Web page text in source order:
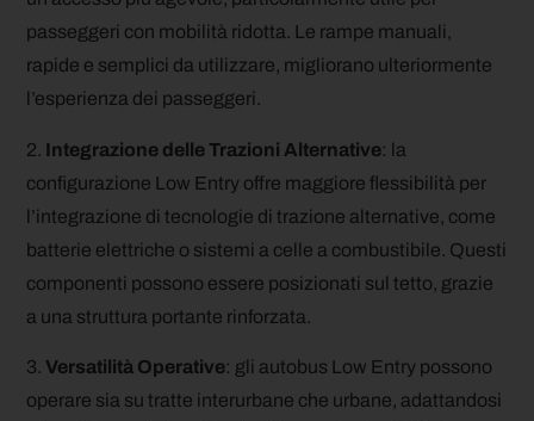
passeggeri con mobilità ridotta. Le rampe manuali,
rapide e semplici da utilizzare, migliorano ulteriormente
l’esperienza dei passeggeri.
2. Integrazione delle Trazioni Alternative: la
configurazione Low Entry offre maggiore flessibilità per
l’integrazione di tecnologie di trazione alternative, come
batterie elettriche o sistemi a celle a combustibile. Questi
componenti possono essere posizionati sul tetto, grazie
a una struttura portante rinforzata.
3.Versatilità Operative: gli autobus Low Entry possono
operare sia su tratte interurbane che urbane, adattandosi